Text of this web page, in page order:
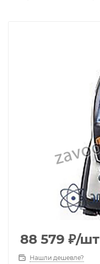
88 579 ₽/шт
Нашли дешевле?